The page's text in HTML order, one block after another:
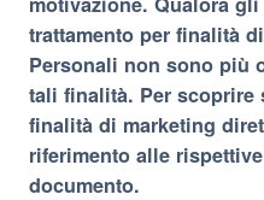
trattamento per finalità
Personali non sono più
tali finalità. Per scoprire
finalità di marketing
riferimento alle
documento.